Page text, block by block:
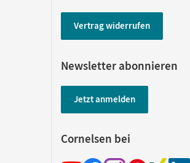
Vertrag widerrufen
Newsletter abonnieren
Jetzt anmelden
Cornelsen bei